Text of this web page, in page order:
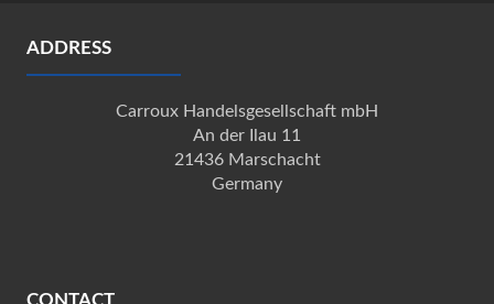
ADDRESS
Carroux Handelsgesellschaft mbH
An der Ilau 11
21436 Marschacht
Germany
CONTACT